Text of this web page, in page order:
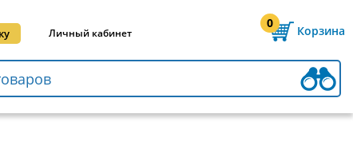
Личный кабинет
0
Корзина